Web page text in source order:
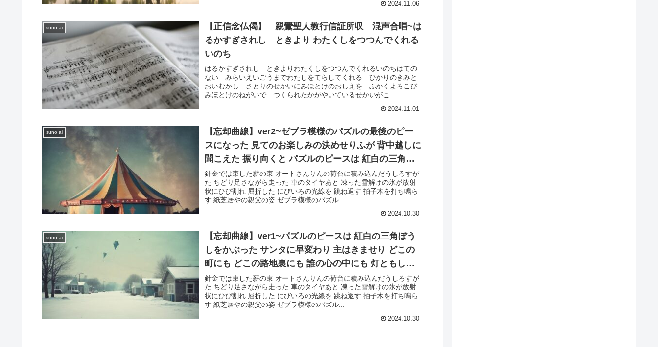
2024.11.06
suno ai
【正信念仏偈】 親鸞聖人教行信証所収 混声合唱~は
るかすぎされし ときより わたくしをつつんでくれる
いのち
はるかすぎされし ときよりわたくしをつつんでくれるいのちはての
ない みらいえいごうまでわたしをてらしてくれる ひかりのきみと
おいむかし さとりのせかいにみほとけのおしえを ふかくよろこび
みほとけのねがいで つくられたかがやいているせかいがこ...
2024.11.01
suno ai
【忘却曲線】ver2~ゼブラ模様のパズルの最後のピー
スになった 見てのお楽しみの決めせりふが 背中越しに
聞こえた 振り向くと パズルのピースは 紅白の三角ぼ
うしをかぶった サンタに早変わり
針金では束した薪の束 オートさんりんの荷台に積み込んだうしろすが
た ちどり足さながら走った 車のタイヤあと 凍った雪解けの氷が放射
状にひび割れ 屈折した にびいろの光線を 跳ね返す 拍子木を打ち鳴ら
す 紙芝居やの親父の姿 ゼブラ模様のパズル...
2024.10.30
suno ai
【忘却曲線】ver1~パズルのピースは 紅白の三角ぼう
しをかぶった サンタに早変わり 主はきませり どこの
町にも どこの路地裏にも 誰の心の中にも 灯ともしこ
ろ 小さなマッチ棒 1本の幸せ
針金では束した薪の束 オートさんりんの荷台に積み込んだうしろすが
た ちどり足さながら走った 車のタイヤあと 凍った雪解けの氷が放射
状にひび割れ 屈折した にびいろの光線を 跳ね返す 拍子木を打ち鳴ら
す 紙芝居やの親父の姿 ゼブラ模様のパズル...
2024.10.30